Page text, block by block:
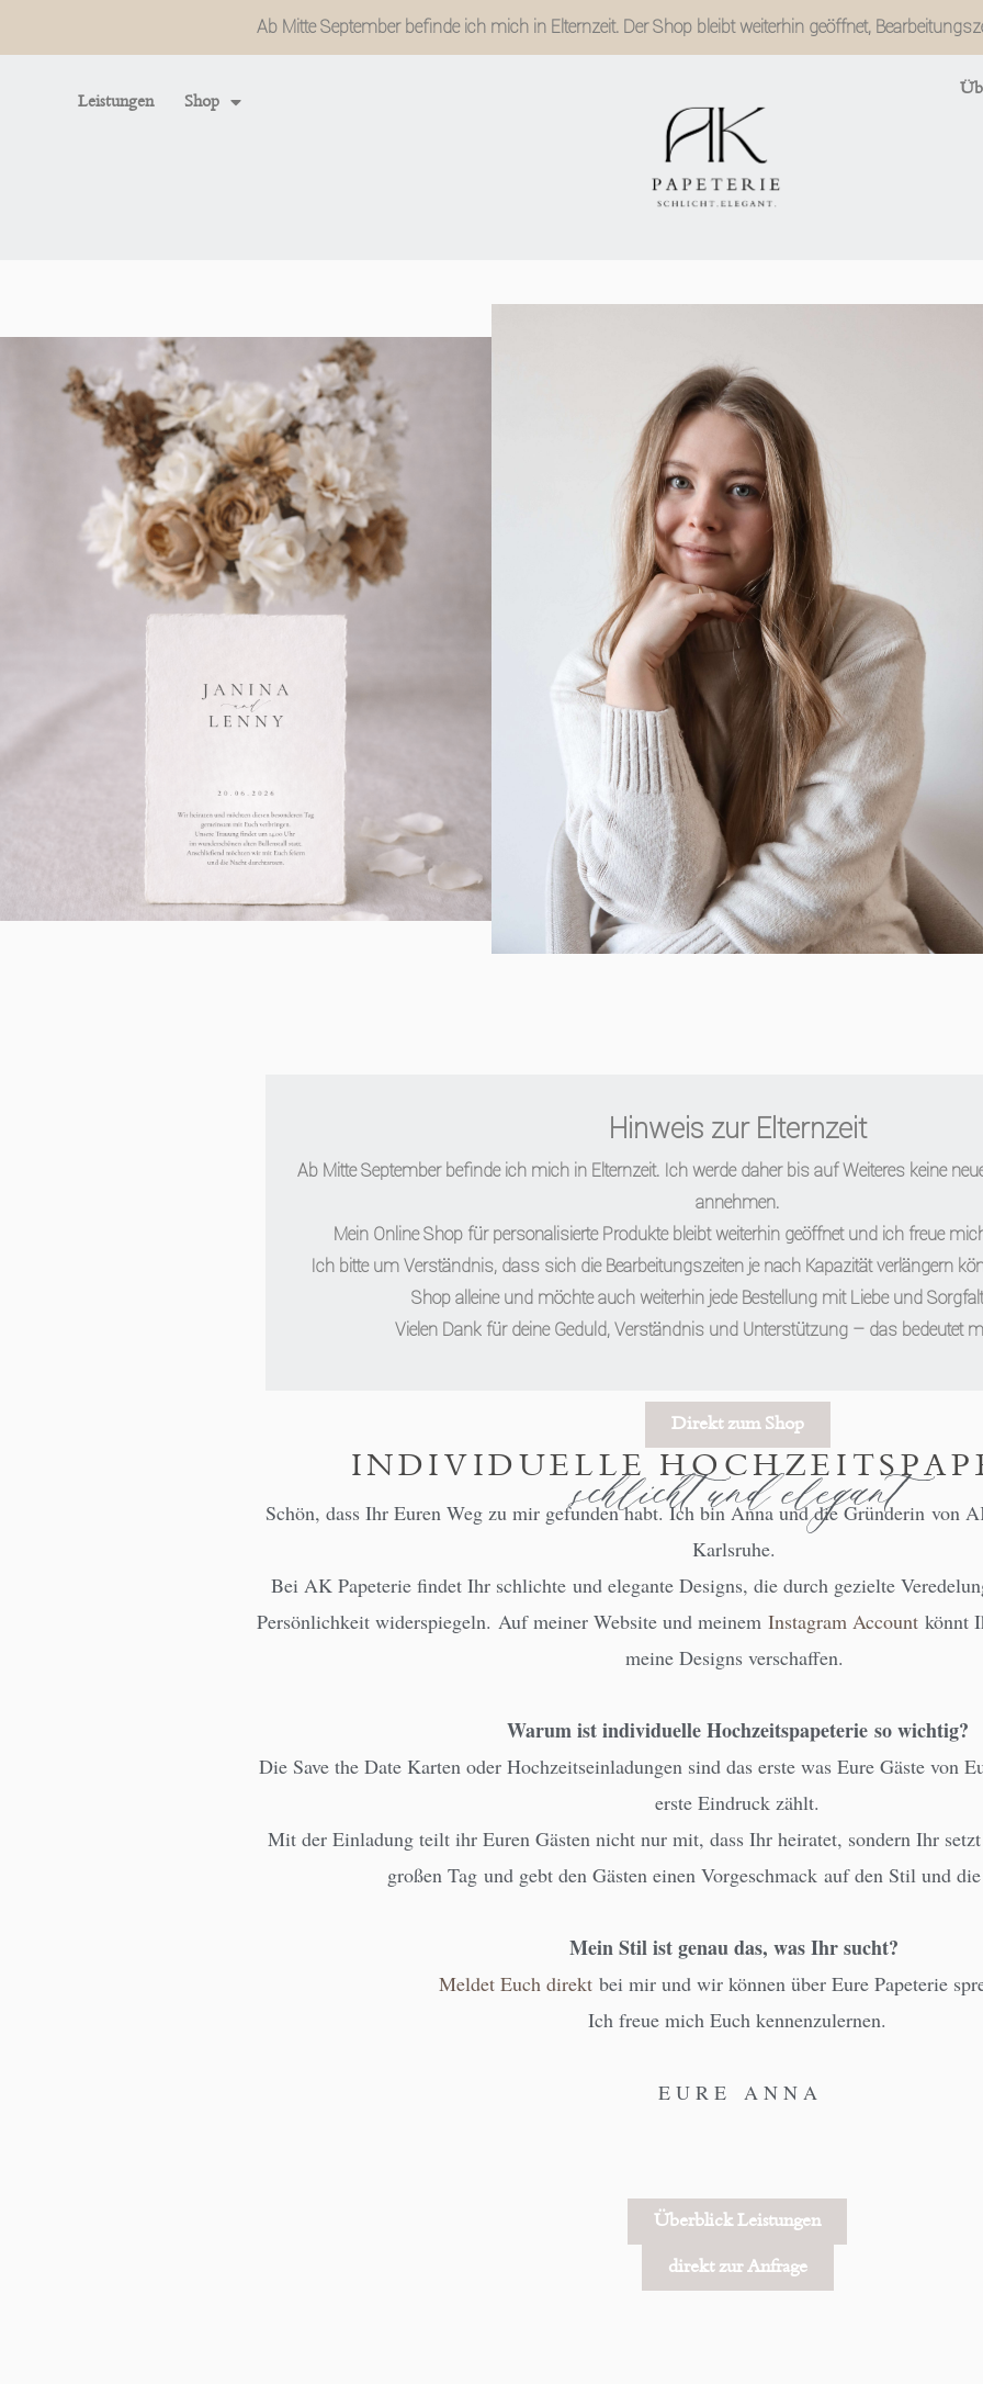
Ab Mitte September befinde ich mich in Elternzeit. Der Shop bleibt weiterhin geöffnet,
Leistungen Shop
Hinweis zur Elternzeit
Ab Mitte September befinde ich mich in Elternzeit. Ich werde daher bis auf Weiteres keine
annehmen.
Mein Online Shop für personalisierte Produkte bleibt weiterhin geöffnet und ich freue
Ich bitte um Verständnis, dass sich die Bearbeitungszeiten je nach Kapazität verlängern
Shop alleine und möchte auch weiterhin jede Bestellung mit Liebe und
Vielen Dank für deine Geduld, Verständnis und Unterstützung – das bedeutet
Direkt zum Shop
INDIVIDUELLEschlicht und elegant
Schön, dass Ihr Euren Weg zu mir gefunden habt. Ich bin Anna und die Gründerin von
Karlsruhe.
Bei AK Papeterie findet Ihr schlichte und elegante Designs, die durch gezielte
Persönlichkeit widerspiegeln. Auf meiner Website und meinem Instagram Account könnt
meine Designs verschaffen.
Warum ist individuelle Hochzeitspapeterie so wichtig?
Die Save the Date Karten oder Hochzeitseinladungen sind das erste was Eure Gäste von
erste Eindruck zählt.
Mit der Einladung teilt ihr Euren Gästen nicht nur mit, dass Ihr heiratet, sondern Ihr
großen Tag und gebt den Gästen einen Vorgeschmack auf den Stil und
Mein Stil ist genau das, was Ihr sucht?
Meldet Euch direkt bei mir und wir können über Eure Papeterie
Ich freue mich Euch kennenzulernen.
E U R E A N N A
Überblick Leistungen
direkt zur Anfrage